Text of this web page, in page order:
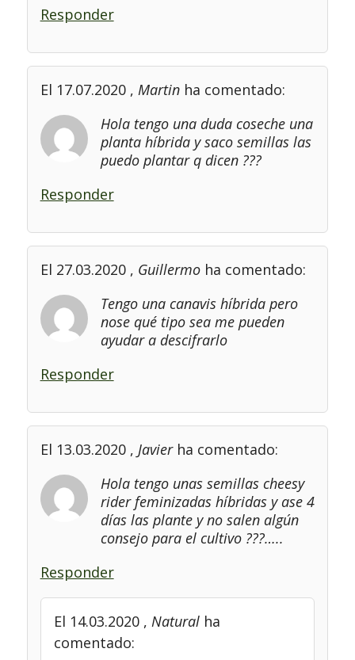
Responder
El 17.07.2020 , Martin ha comentado:
Hola tengo una duda coseche una
planta híbrida y saco semillas las
puedo plantar q dicen ???
Responder
El 27.03.2020 , Guillermo ha comentado:
Tengo una canavis híbrida pero
nose qué tipo sea me pueden
ayudar a descifrarlo
Responder
El 13.03.2020 , Javier ha comentado:
Hola tengo unas semillas cheesy
rider feminizadas híbridas y ase 4
días las plante y no salen algún
consejo para el cultivo ???…..
Responder
El 14.03.2020 , Natural ha
comentado: